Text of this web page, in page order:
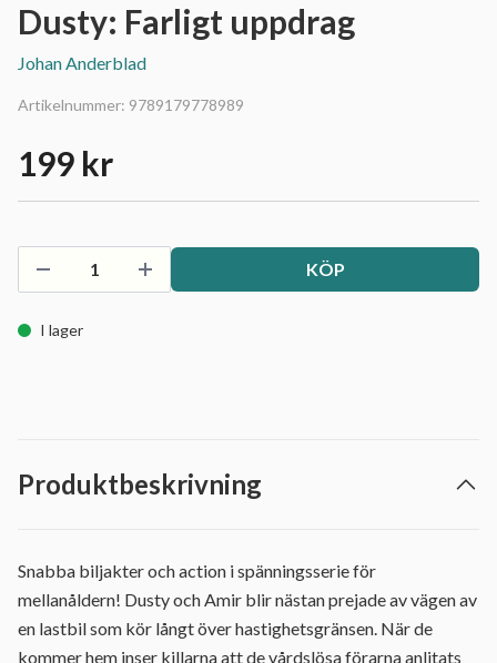
Dusty: Farligt uppdrag
Johan Anderblad
Artikelnummer: 9789179778989
199 kr
KÖP
I lager
Produktbeskrivning
Snabba biljakter och action i spänningsserie för
mellanåldern! Dusty och Amir blir nästan prejade av vägen av
en lastbil som kör långt över hastighetsgränsen. När de
kommer hem inser killarna att de vårdslösa förarna anlitats